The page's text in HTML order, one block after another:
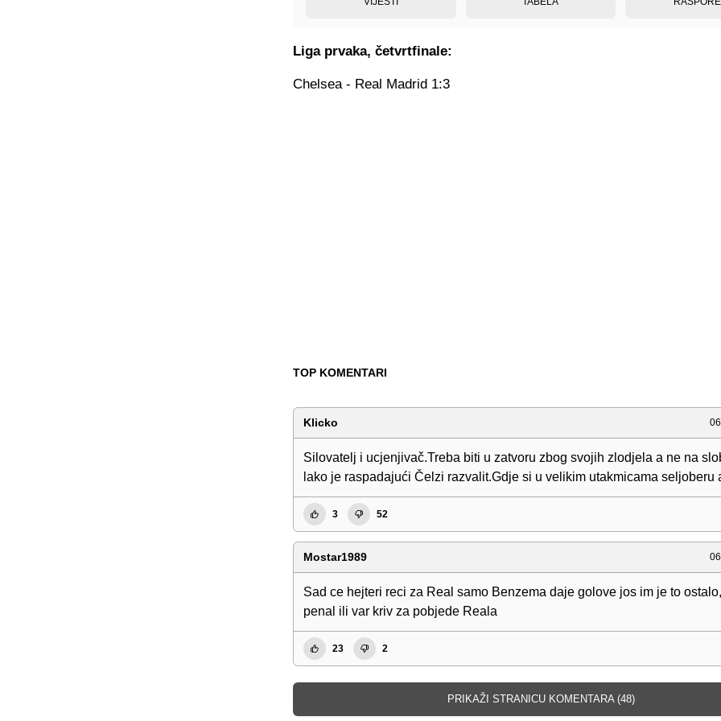
Liga prvaka, četvrtfinale:
Chelsea - Real Madrid 1:3
TOP KOMENTARI
Klicko
Silovatelj i ucjenjivač.Treba biti u zatvoru zbog svojih zlodjela a ne na
lako je raspadajući Čelzi razvalit.Gdje si u velikim utakmicama seljoberu
3 52
Mostar1989
Sad ce hejteri reci za Real samo Benzema daje golove jos im je to
penal ili var kriv za pobjede Reala
23 2
PRIKAŽI STRANICU KOMENTARA (48)